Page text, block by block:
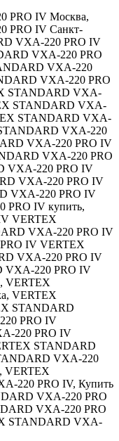
PRO IV Москва,
PRO IV Санкт-
VXA-220 PRO IV
VXA-220 PRO
VXA-220
VXA-220 PRO
STANDARD VXA-
STANDARD VXA-
STANDARD VXA-
VXA-220
VXA-220 PRO IV
VXA-220 PRO
VXA-220 PRO IV
VXA-220 PRO IV
VXA-220 PRO IV
PRO IV купить,
VERTEX
VXA-220 PRO IV
IV VERTEX
VXA-220 PRO IV
VXA-220 PRO IV
, VERTEX
, VERTEX
STANDARD
PRO IV
220 PRO IV
STANDARD
VXA-220
, VERTEX
220 PRO IV, Купить
VXA-220 PRO
VXA-220 PRO
STANDARD VXA-